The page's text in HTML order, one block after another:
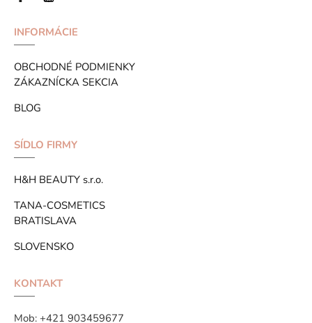
INFORMÁCIE
OBCHODNÉ PODMIENKY
ZÁKAZNÍCKA SEKCIA
BLOG
SÍDLO FIRMY
H&H BEAUTY s.r.o.
TANA-COSMETICS
BRATISLAVA
SLOVENSKO
KONTAKT
Mob: +421 903459677